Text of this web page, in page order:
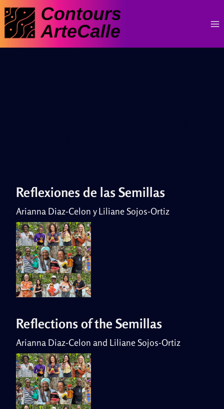
Skip
to
content
Reflexiones de las Semillas
Arianna Diaz-Celon y Liliane Sojos-Ortiz
Reflections of the Semillas
Arianna Diaz-Celon and Liliane Sojos-Ortiz